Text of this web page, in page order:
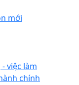
mới
việc làm
chính